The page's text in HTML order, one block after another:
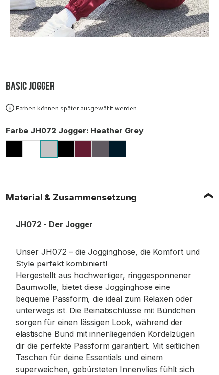
Basic Jogger
Farben können später ausgewählt werden
Farbe JH072 Jogger
auswählen : Heather Grey
Material & Zusammensetzung
JH072 - Der Jogger
Unser JH072 – die Jogginghose, die Komfort und
Style perfekt kombiniert!
Hergestellt aus hochwertiger, ringgesponnener
Baumwolle, bietet diese Jogginghose eine
bequeme Passform, die ideal zum Relaxen oder
unterwegs ist. Die Beinabschlüsse mit Bündchen
sorgen für einen lässigen Look, während der
elastische Bund mit innenliegenden Kordelzügen
dir die perfekte Passform garantiert. Mit seitlichen
Taschen für deine Essentials und einem
superweichen, gebürsteten Innenvlies fühlt sich